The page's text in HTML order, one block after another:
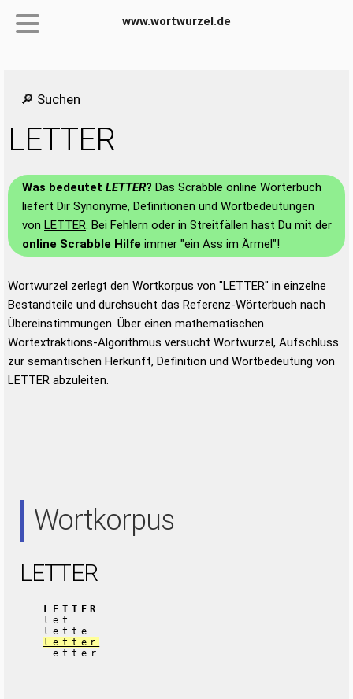
www.wortwurzel.de
🔎 Suchen
LETTER
Was bedeutet LETTER? Das Scrabble online Wörterbuch
liefert Dir Synonyme, Definitionen und Wortbedeutungen
von LETTER. Bei Fehlern oder in Streitfällen hast Du mit der
online Scrabble Hilfe immer "ein Ass im Ärmel"!
Wortwurzel zerlegt den Wortkorpus von "LETTER" in einzelne
Bestandteile und durchsucht das Referenz-Wörterbuch nach
Übereinstimmungen. Über einen mathematischen
Wortextraktions-Algorithmus versucht Wortwurzel, Aufschluss
zur semantischen Herkunft, Definition und Wortbedeutung von
LETTER abzuleiten.
Wortkorpus
LETTER
LETTER
let
lette
letter
etter